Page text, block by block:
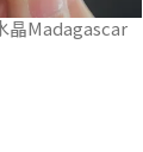
晶Madagascar